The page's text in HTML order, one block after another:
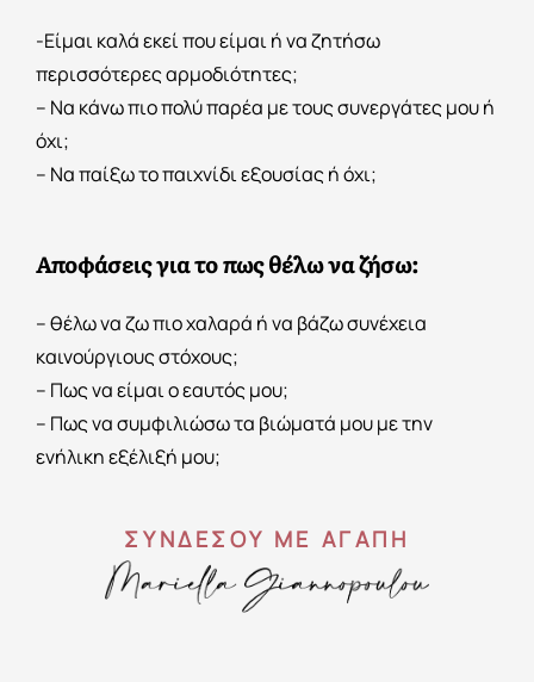
-Είμαι καλά εκεί που είμαι ή να ζητήσω
περισσότερες αρμοδιότητες;
– Να κάνω πιο πολύ παρέα με τους συνεργάτες μου ή
όχι;
– Να παίξω το παιχνίδι εξουσίας ή όχι;
Αποφάσεις για το πως θέλω να ζήσω:
– θέλω να ζω πιο χαλαρά ή να βάζω συνέχεια
καινούργιους στόχους;
– Πως να είμαι ο εαυτός μου;
– Πως να συμφιλιώσω τα βιώματά μου με την
ενήλικη εξέλιξή μου;
ΣΥΝΔΕΣΟΥ ΜΕ ΑΓΑΠΗ